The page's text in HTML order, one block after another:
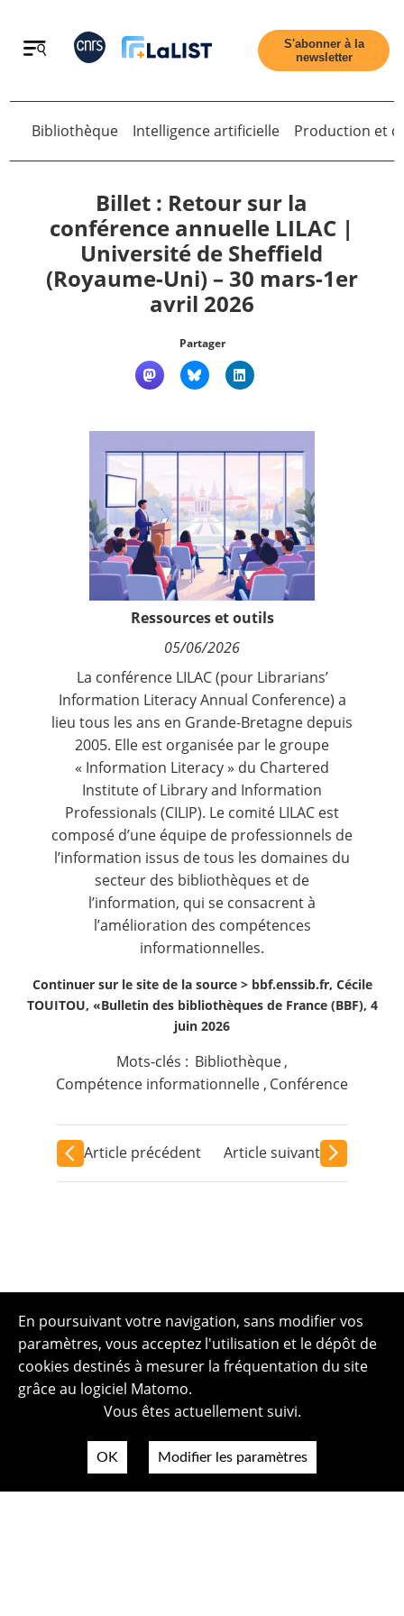
Retour
Qui sommes nous ?
S'abonner à la
newsletter
Retour
Bibliothèque Intelligence artificielle Production et
Billet : Retour sur la
conférence annuelle LILAC |
Université de Sheffield
(Royaume-Uni) – 30 mars-1er
avril 2026
Partager
Ressources et outils
05/06/2026
La conférence LILAC (pour Librarians’
Information Literacy Annual Conference) a
lieu tous les ans en Grande-Bretagne depuis
2005. Elle est organisée par le groupe
« Information Literacy » du Chartered
Institute of Library and Information
Professionals (CILIP). Le comité LILAC est
composé d’une équipe de professionnels de
l’information issus de tous les domaines du
secteur des bibliothèques et de
l’information, qui se consacrent à
l’amélioration des compétences
informationnelles.
Continuer sur le site de la source > bbf.enssib.fr, Cécile
TOUITOU, «Bulletin des bibliothèques de France (BBF), 4
juin 2026
Mots-clés : Bibliothèque,
Compétence informationnelle , Conférence
Article précédent Article suivant
En poursuivant votre navigation, sans modifier vos
paramètres, vous acceptez l'utilisation et le dépôt de
cookies destinés à mesurer la fréquentation du site
grâce au logiciel Matomo.
Vous êtes actuellement suivi.
OK Modifier les paramètres